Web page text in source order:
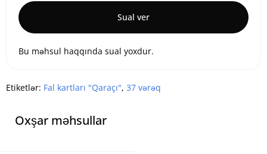
Sual ver
Bu məhsul haqqında sual yoxdur.
Etiketlər: Fal kartları "Qaraçı", 37 vərəq
Oxşar məhsullar